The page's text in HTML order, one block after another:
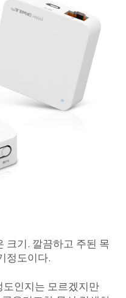
크기. 깔끔하고 주된 목
정도이다.
인지는 모르겠지만